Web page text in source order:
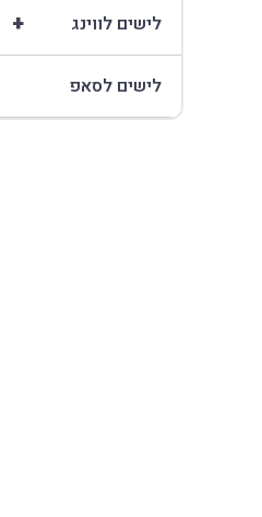
+ לישים לווינג
לישים לסאפ